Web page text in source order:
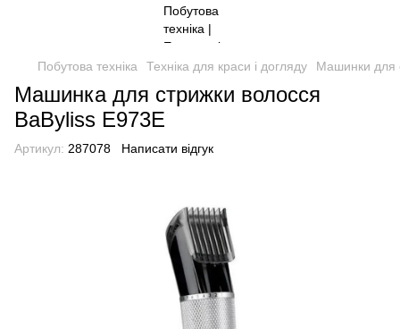
Побутова техніка Техніка для краси і догляду Машинки для
Машинка для стрижки волосся
BaByliss E973E
Артикул: 287078 Написати відгук